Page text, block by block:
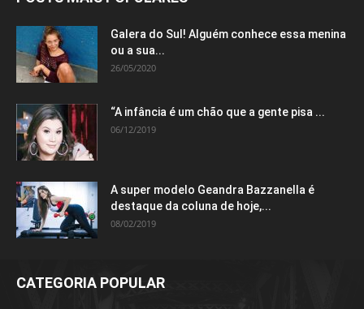
Galera do Sul! Alguém conhece essa menina
ou a sua...
26/05/2020
“A infância é um chão que a gente pisa ...
06/12/2019
A super modelo Geandra Bazzanella é
destaque da coluna de hoje,...
08/02/2019
CATEGORIA POPULAR